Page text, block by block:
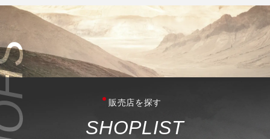
販売店を探す
SHOPLIST